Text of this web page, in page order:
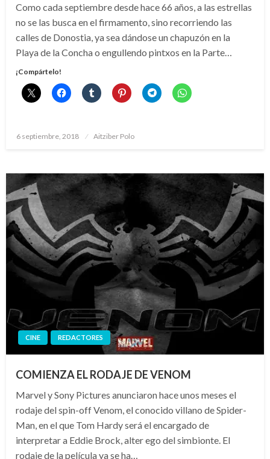
Como cada septiembre desde hace 66 años, a las estrellas
no se las busca en el firmamento, sino recorriendo las
calles de Donostia, ya sea dándose un chapuzón en la
Playa de la Concha o engullendo pintxos en la Parte…
¡Compártelo!
Publicado
6 septiembre, 2018 Aitziber Polo
CINE REDACTORES
COMIENZA EL RODAJE DE VENOM
Marvel y Sony Pictures anunciaron hace unos meses el
rodaje del spin-off Venom, el conocido villano de Spider-
Man, en el que Tom Hardy será el encargado de
interpretar a Eddie Brock, alter ego del simbionte. El
rodaje de la película ya se ha…